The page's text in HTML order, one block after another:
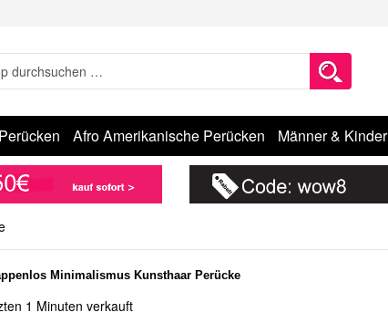
Afro Amerikanische Perücken Männer & Kinder
Minimalismus Kunsthaar Perücke
1 Minuten verkauft